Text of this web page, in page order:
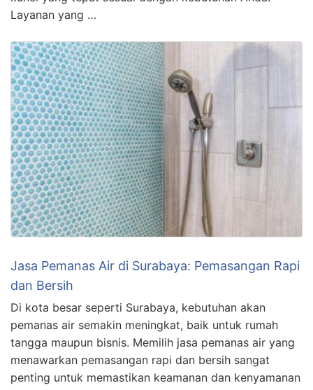
Layanan yang …
Jasa Pemanas Air di Surabaya: Pemasangan Rapi
dan Bersih
Di kota besar seperti Surabaya, kebutuhan akan
pemanas air semakin meningkat, baik untuk rumah
tangga maupun bisnis. Memilih jasa pemanas air yang
menawarkan pemasangan rapi dan bersih sangat
penting untuk memastikan keamanan dan kenyamanan